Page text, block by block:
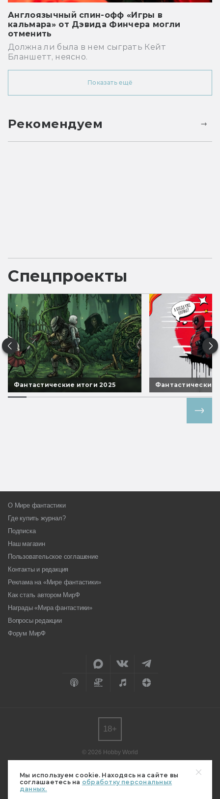
Мы используем cookie. Находясь на сайте вы
соглашаетесь на обработку персональных
данных.
Англоязычный спин-офф «Игры в
кальмара» от Дэвида Финчера могли
отменить
Должна ли была в нем сыграть Кейт
Бланшетт, неясно.
Показать ещё
Рекомендуем
Спецпроекты
Фантастические итоги 2025 Фантастические
О Мире фантастики
Где купить журнал?
Подписка
Наш магазин
Пользовательское соглашение
Контакты и редакция
Реклама на «Мире фантастики»
Как стать автором МирФ
Награды «Мира фантастики»
Вопросы редакции
Форум МирФ
© 2026 Hobby World
редакции.
Мнение авторов может не совпадать с мнением редакции.
Свидетельство о регистрации СМИ серия Эл № ФС77-82485
18+